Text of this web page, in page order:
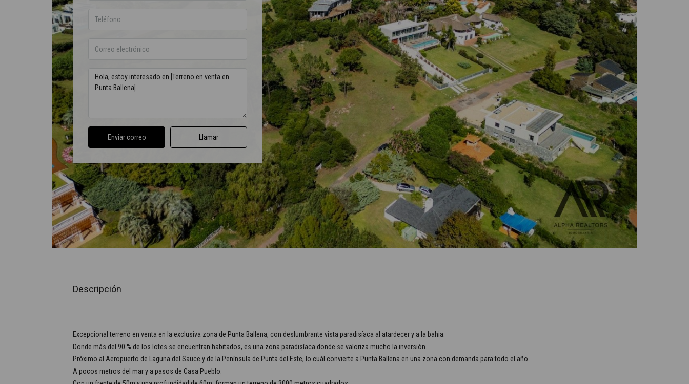
Enviar correo Llamar
Descripción
Excepcional terreno en venta en la exclusiva zona de Punta Ballena, con deslumbrante vista paradisíaca al atardecer y a la bahia.
Donde más del 90 % de los lotes se encuentran habitados, es una zona paradisíaca donde se valoriza mucho la inversión.
Próximo al Aeropuerto de Laguna del Sauce y de la Península de Punta del Este, lo cuál convierte a Punta Ballena en una zona con demanda para todo el año.
A pocos metros del mar y a pasos de Casa Pueblo.